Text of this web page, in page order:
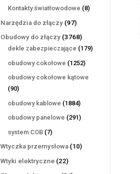
produktów
Kontakty światłowodowe 88
Narzędzia do złączy 9797
produktów
Obudowy do złączy 37683768
produktów
dekle zabezpieczające 179179
obudowy cokołowe 12521252
obudowy cokołowe kątowe
9090
produktów
obudowy kablowe 18841884
produkty
obudowy panelowe 291291
system COB 77
produktów
Wtyczka przemysłowa 1010
Wtyki elektryczne 2222
produkty